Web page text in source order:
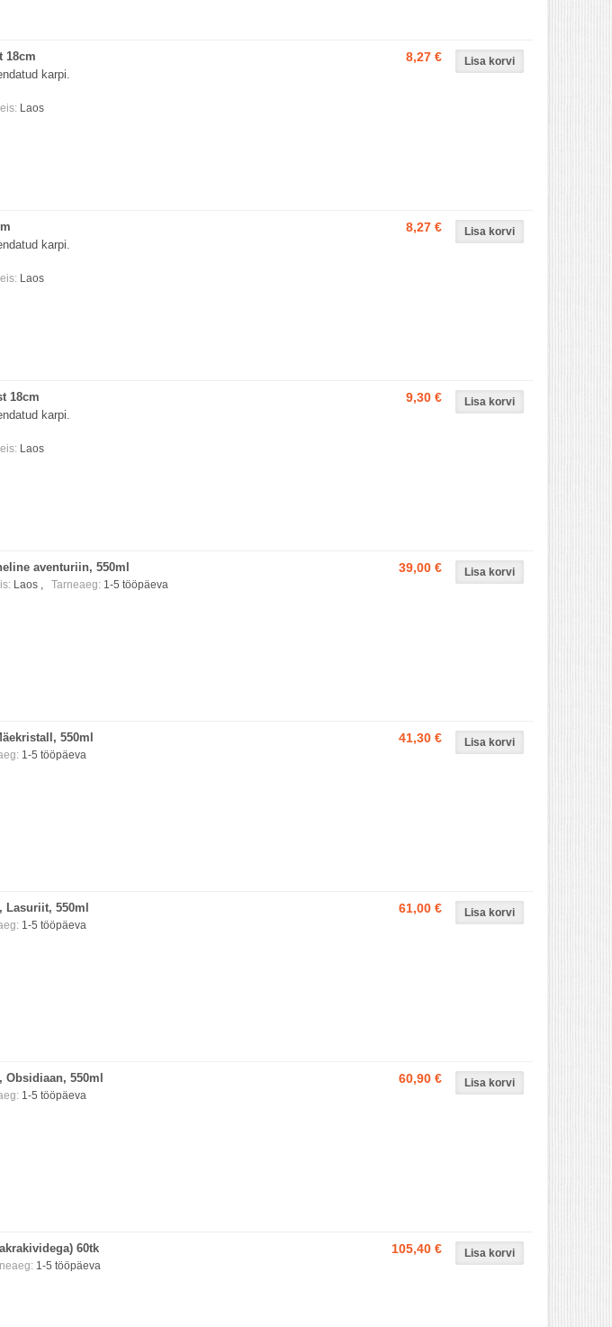
8,27 €
18cm
karpi.
Laos
8,27 €
karpi.
Laos
9,30 €
18cm
karpi.
Laos
39,00 €
aventuriin, 550ml
Laos , Tarneaeg: 1-5 tööpäeva
41,30 €
550ml
1-5 tööpäeva
61,00 €
Lasuriit, 550ml
1-5 tööpäeva
60,90 €
550ml
1-5 tööpäeva
105,40 €
60tk
1-5 tööpäeva